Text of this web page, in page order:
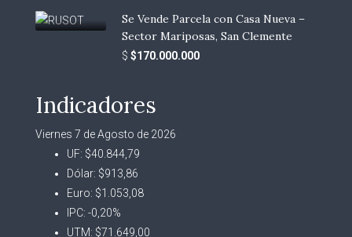
Se Vende Parcela con Casa Nueva –
Sector Mariposas, San Clemente
$ $170.000.000
Indicadores
Viernes 7 de Agosto de 2026
UF: $40.844,79
Dólar: $913,86
Euro: $1.053,08
IPC: -0,20%
UTM: $71.649,00